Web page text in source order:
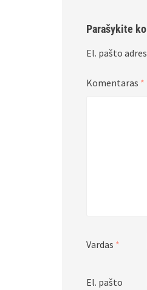
Parašykite
El. pašto
Komentaras *
Vardas *
El. pašto